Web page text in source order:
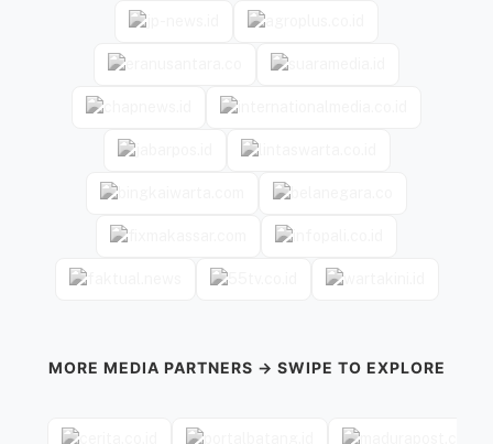
MORE MEDIA PARTNERS → SWIPE TO EXPLORE